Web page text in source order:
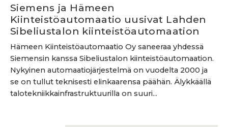
Siemens ja Hämeen
Kiinteistöautomaatio uusivat Lahden
Sibeliustalon kiinteistöautomaation
Hämeen Kiinteistöautomaatio Oy saneeraa yhdessä
Siemensin kanssa Sibeliustalon kiinteistöautomaation.
Nykyinen automaatiojärjestelmä on vuodelta 2000 ja
se on tullut teknisesti elinkaarensa päähän. Älykkäällä
talotekniikkainfrastruktuurilla on suuri...